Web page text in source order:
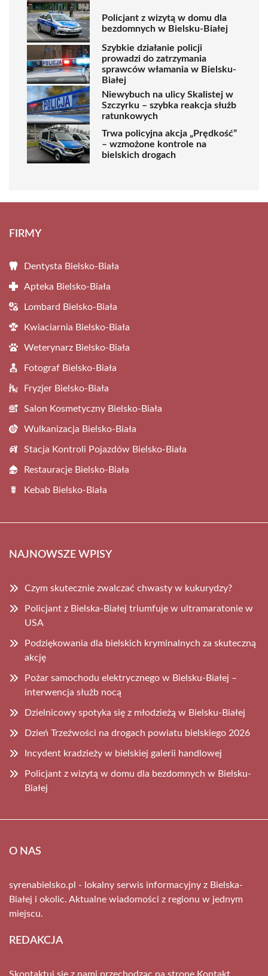
Policjant z wizytą w domu dla
bezdomnych w Bielsku-Białej
Szybkie działanie policji
prowadzi do zatrzymania
sprawców włamania w Bielsku-
Białej
Niewybuch na ulicy Skalistej w
Szczyrku – szybka reakcja służb
ratunkowych
Trwa policyjna akcja „Prędkość”
– wzmożone kontrole na
bielskich drogach
FIRMY
Dentysta Bielsko-Biała
Apteka Bielsko-Biała
Lombard Bielsko-Biała
Kwiaciarnia Bielsko-Biała
Weterynarz Bielsko-Biała
Fotograf Bielsko-Biała
Fryzjer Bielsko-Biała
Salon Kosmetyczny Bielsko-Biała
Wulkanizacja Bielsko-Biała
Stacja Kontroli Pojazdów Bielsko-Biała
Restauracje Bielsko-Biała
Kebab Bielsko-Biała
NAJNOWSZE WPISY
Czym skutecznie zwalczać chwasty w kukurydzy?
Policjant z Bielska-Białej triumfuje w ultramaratonie w
USA
Podziękowania dla bielskich kryminalnych za skuteczną
akcję
Pożar samochodu elektrycznego w Bielsku-Białej –
interwencja służb nocą
Dzielnicowy spotyka się z młodzieżą w Bielsku-Białej
Dzień Trzeźwości na drogach powiatu bielskiego 2026
Incydent kradzieży w bielskiej galerii handlowej
Policjant z wizytą w domu dla bezdomnych w Bielsku-
Białej
O NAS
syrenabielsko.pl - lokalny serwis informacyjny z Bielska-
Białej i okolic. Aktualne wiadomości z regionu w jednym
miejscu.
REDAKCJA